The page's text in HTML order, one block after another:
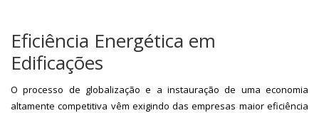
Eficiência Energética em
Edificações
O processo de globalização e a instauração de uma economia
altamente competitiva vêm exigindo das empresas maior eficiência